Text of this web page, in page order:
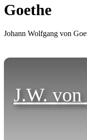
Goethe
Johann Wolfgang von
J.W.